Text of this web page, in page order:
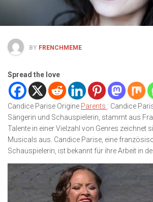
BY FRENCHMEME
Spread the love
Candice Parise Origine Parents : Candice
Sängerin und Schauspielerin, stammt aus
Talente in einer Vielzahl von Genres zeichnet
Musicals aus. Candice Parise, eine
Schauspielerin, ist bekannt für ihre Arbeit in